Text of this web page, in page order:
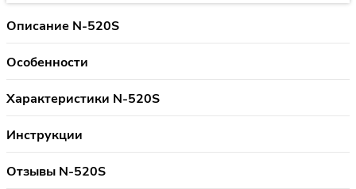
Описание N-520S
Особенности
Характеристики N-520S
Инструкции
Отзывы N-520S